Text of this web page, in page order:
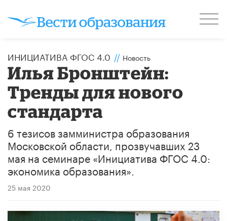
ИНИЦИАТИВА ФГОС 4.0 // Новость
Илья Бронштейн:
Тренды для нового
стандарта
6 тезисов замминистра образования
Московской области, прозвучавших 23
мая на семинаре «Инициатива ФГОС 4.0:
экономика образования».
25 мая 2020